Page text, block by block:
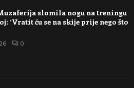
slomila nogu na treningu
‘Vratit ću se na skije prije nego što
0